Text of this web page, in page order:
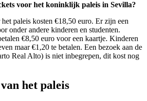
voor het koninklijk paleis in Sevilla?
paleis kosten €18,50 euro. Er zijn een
onder andere kinderen en studenten.
€8,50 euro voor een kaartje. Kinderen
maar €1,20 te betalen. Een bezoek aan de
Real Alto) is niet inbegrepen, dit kost nog
het paleis